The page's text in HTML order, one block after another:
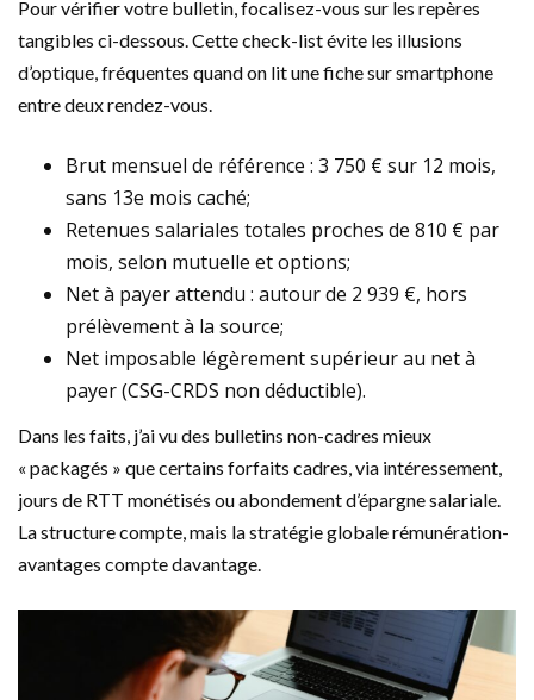
Pour vérifier votre bulletin, focalisez-vous sur les repères
tangibles ci-dessous. Cette check-list évite les illusions
d’optique, fréquentes quand on lit une fiche sur smartphone
entre deux rendez-vous.
Brut mensuel de référence : 3 750 € sur 12 mois,
sans 13e mois caché;
Retenues salariales totales proches de 810 € par
mois, selon mutuelle et options;
Net à payer attendu : autour de 2 939 €, hors
prélèvement à la source;
Net imposable légèrement supérieur au net à
payer (CSG-CRDS non déductible).
Dans les faits, j’ai vu des bulletins non-cadres mieux
« packagés » que certains forfaits cadres, via intéressement,
jours de RTT monétisés ou abondement d’épargne salariale.
La structure compte, mais la stratégie globale rémunération-
avantages compte davantage.